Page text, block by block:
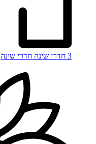
3 חדרי שינה חדרי שינה